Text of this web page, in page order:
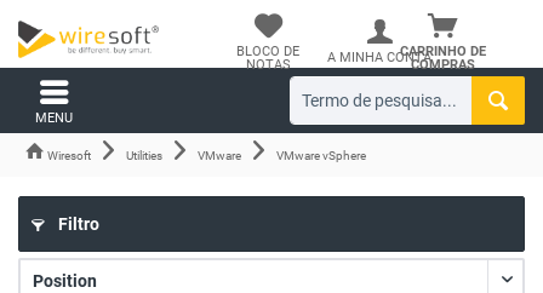
CARRINHO DE
COMPRAS
BLOCO DE
NOTAS
A MINHA CONTA
MENU
Wiresoft Utilities VMware VMware vSphere
Filtro